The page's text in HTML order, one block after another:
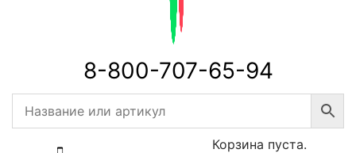
8-800-707-65-94
Корзина пуста.